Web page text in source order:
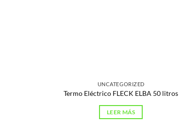
UNCATEGORIZED
Termo Eléctrico FLECK ELBA 50 litros
LEER MÁS